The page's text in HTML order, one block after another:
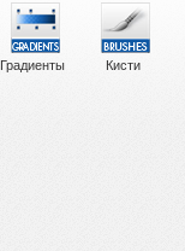
Градиенты Кисти